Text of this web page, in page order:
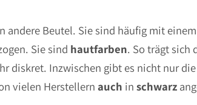
andere Beutel. Sie sind häufig mit einem
Sie sind hautfarben. So trägt sich
diskret. Inzwischen gibt es nicht nur
vielen Herstellern auch in schwarz